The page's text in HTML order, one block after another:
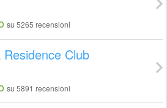
su 5265 recensioni
Club
su 5891 recensioni